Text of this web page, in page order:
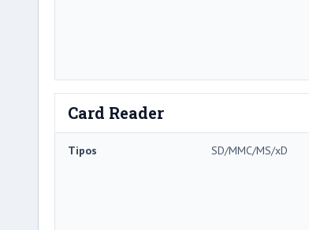
Card Reader
Tipos SD/MMC/MS/xD